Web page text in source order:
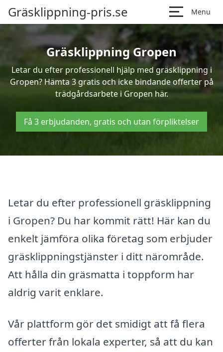
Gräsklippning-pris.se Menu
Gräsklippning Gropen
Letar du efter professionell hjälp med gräsklippning i
Gropen? Hämta 3 gratis och icke bindande offerter på
trädgårdsarbete i Gropen här.
Få 3 erbjudanden, gratis och utan förpliktelser
Letar du efter professionell gräsklippning
i Gropen? Du har kommit rätt! Här kan du
enkelt jämföra olika företag som erbjuder
gräsklippningstjänster i ditt närområde.
Att hålla din gräsmatta i toppform har
aldrig varit enklare.
Vår plattform gör det smidigt att få flera
offerter från lokala experter, så att du kan